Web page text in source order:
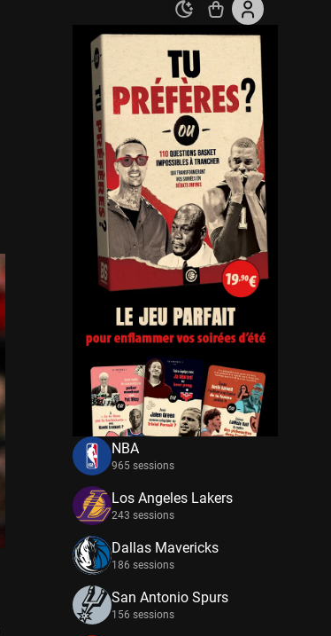
NBA
965 sessions
Los Angeles Lakers
243 sessions
Dallas Mavericks
186 sessions
San Antonio Spurs
156 sessions